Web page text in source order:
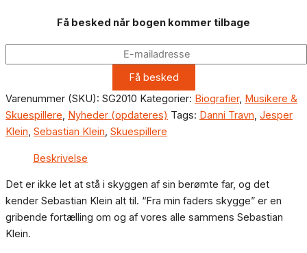
Få besked når bogen kommer tilbage
Varenummer (SKU): SG2010 Kategorier: Biografier, Musikere &
Skuespillere, Nyheder (opdateres) Tags: Danni Travn, Jesper
Klein, Sebastian Klein, Skuespillere
Beskrivelse
Det er ikke let at stå i skyggen af sin berømte far, og det
kender Sebastian Klein alt til. “Fra min faders skygge” er en
gribende fortælling om og af vores alle sammens Sebastian
Klein.